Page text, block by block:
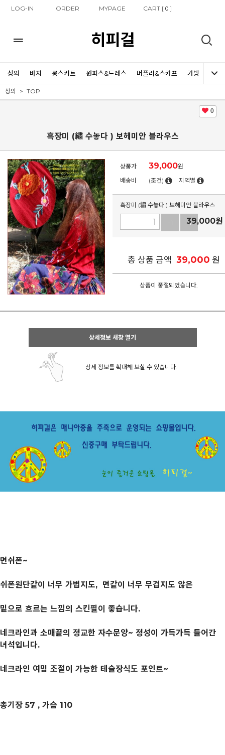
LOG-IN ORDER MYPAGE CART [0 ]
히피걸
상의 바지 롱스커트 원피스&드레스 머플러&스카프 가방 신발
상의 TOP
0
흑장미 (繡 수놓다 ) 보헤미안 블라우스
상품가 39,000원
배송비
(조건) 지역별
흑장미 (繡 수놓다 ) 보헤미안 블라우스
+1 -1
39,000원
총 상품 금액 39,000 원
상품이 품절되었습니다.
상세정보 새창 열기
상세 정보를 확대해 보실 수 있습니다.
면쉬폰~
쉬폰원단같이 너무 가볍지도, 면같이 너무 무겁지도 않은
밑으로 흐르는 느낌의 스킨필이 좋습니다.
네크라인과 소매끝의 정교한 자수문양~ 정성이 가득가득 들어간
녀석입니다.
네크라인 여밈 조절이 가능한 테슬장식도 포인트~
총기장 57 , 가슴 110